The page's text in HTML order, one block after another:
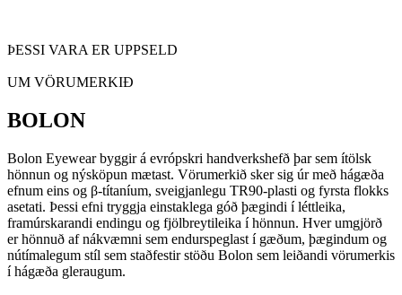
ÞESSI VARA ER UPPSELD
UM VÖRUMERKIÐ
BOLON
Bolon Eyewear byggir á evrópskri handverkshefð þar sem ítölsk
hönnun og nýsköpun mætast. Vörumerkið sker sig úr með hágæða
efnum eins og β-títaníum, sveigjanlegu TR90-plasti og fyrsta flokks
asetati. Þessi efni tryggja einstaklega góð þægindi í léttleika,
framúrskarandi endingu og fjölbreytileika í hönnun. Hver umgjörð
er hönnuð af nákvæmni sem endurspeglast í gæðum, þægindum og
nútímalegum stíl sem staðfestir stöðu Bolon sem leiðandi vörumerkis
í hágæða gleraugum.